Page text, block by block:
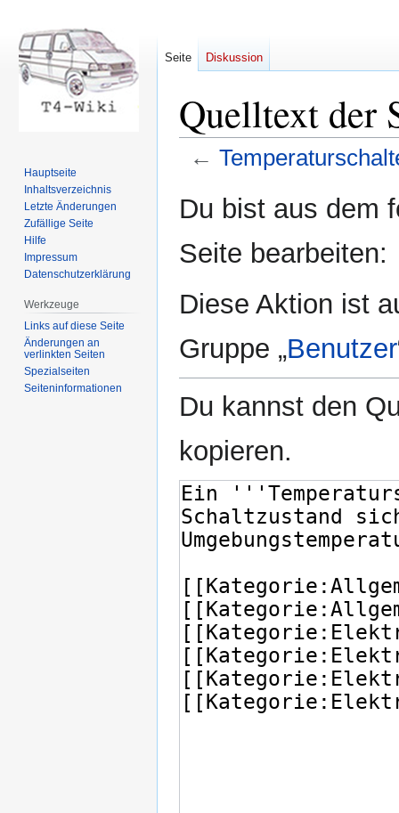
Quelltext der
←
Navigation
Suche
Du bist aus dem
Seite bearbeiten:
Diese Aktion ist
Gruppe „Benutzer
Du kannst den
kopieren.
Seite Diskussion
Hauptseite
Inhaltsverzeichnis
Letzte Änderungen
Zufällige Seite
Hilfe
Impressum
Datenschutzerklärung
Werkzeuge
Links auf diese Seite
Änderungen an
verlinkten Seiten
Spezialseiten
Seiten­informationen